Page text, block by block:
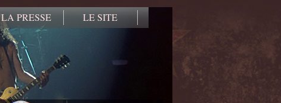
LA PRESSE LE SITE